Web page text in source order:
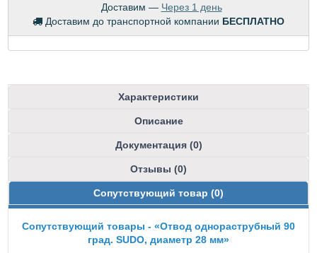
Доставим — Через 1 день
Доставим до транспортной компании БЕСПЛАТНО
Характеристики
Описание
Документация (0)
Отзывы (0)
Сопутствующий товар (0)
Сопутствующий товары - «Отвод однораструбный 90
град. SUDO, диаметр 28 мм»